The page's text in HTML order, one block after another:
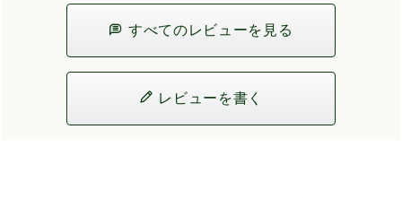
すべてのレビューを見る
レビューを書く